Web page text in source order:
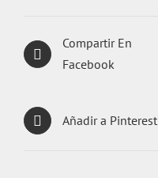
Compartir En
Facebook
Añadir a Pinterest